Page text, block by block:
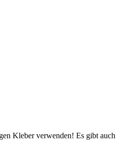
Kleber verwenden! Es gibt auch